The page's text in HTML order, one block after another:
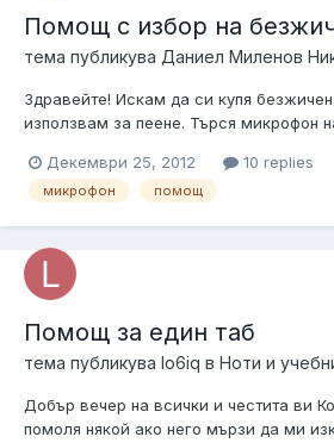
Помощ с избор на
тема публикува Даниел Миленов
Здравейте! Искам да си купя
използвам за пеене. Търся микрофон
нещо кой знае колко добро, но все пак
обхват, тъй като ще се използва за
Декември 25, 2012 10 replies
микрофон помощ
Помощ за един таб
тема публикува lo6iq в Ноти и
Добър вечер на всички и честита ви
помоля някой ако него мързи да ми